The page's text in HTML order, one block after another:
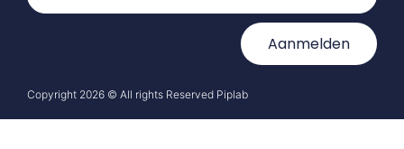
Copyright 2026 © All rights Reserved Piplab
Aanmelden